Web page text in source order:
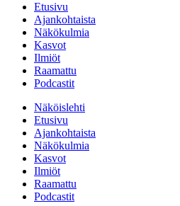
Etusivu
Ajankohtaista
Näkökulmia
Kasvot
Ilmiöt
Raamattu
Podcastit
Näköislehti
Etusivu
Ajankohtaista
Näkökulmia
Kasvot
Ilmiöt
Raamattu
Podcastit